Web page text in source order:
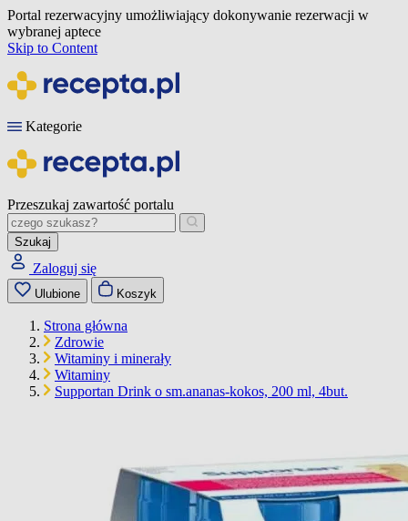
Portal rezerwacyjny umożliwiający dokonywanie rezerwacji w
wybranej aptece
Skip to Content
Kategorie
Przeszukaj zawartość portalu
Szukaj
Zaloguj się
Ulubione Koszyk
Strona główna
Zdrowie
Witaminy i minerały
Witaminy
Supportan Drink o sm.ananas-kokos, 200 ml, 4but.